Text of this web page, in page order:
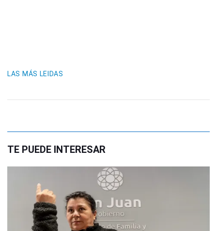
LAS MÁS LEIDAS
TE PUEDE INTERESAR